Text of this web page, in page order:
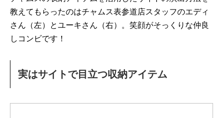
教えてもらったのはチャムス表参道店スタッフのエディ
さん（左）とユーキさん（右）。笑顔がそっくりな仲良
しコンビです！
実はサイトで目立つ収納アイテム